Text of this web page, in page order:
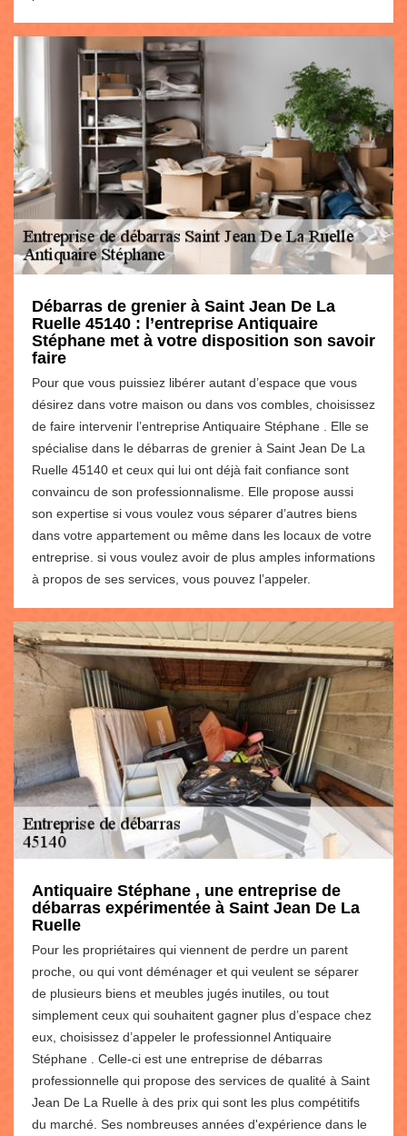
Débarras de grenier à Saint Jean De La
Ruelle 45140 : l’entreprise Antiquaire
Stéphane met à votre disposition son savoir
faire
Pour que vous puissiez libérer autant d’espace que vous
désirez dans votre maison ou dans vos combles, choisissez
de faire intervenir l’entreprise Antiquaire Stéphane . Elle se
spécialise dans le débarras de grenier à Saint Jean De La
Ruelle 45140 et ceux qui lui ont déjà fait confiance sont
convaincu de son professionnalisme. Elle propose aussi
son expertise si vous voulez vous séparer d’autres biens
dans votre appartement ou même dans les locaux de votre
entreprise. si vous voulez avoir de plus amples informations
à propos de ses services, vous pouvez l’appeler.
Antiquaire Stéphane , une entreprise de
débarras expérimentée à Saint Jean De La
Ruelle
Pour les propriétaires qui viennent de perdre un parent
proche, ou qui vont déménager et qui veulent se séparer
de plusieurs biens et meubles jugés inutiles, ou tout
simplement ceux qui souhaitent gagner plus d’espace chez
eux, choisissez d’appeler le professionnel Antiquaire
Stéphane . Celle-ci est une entreprise de débarras
professionnelle qui propose des services de qualité à Saint
Jean De La Ruelle à des prix qui sont les plus compétitifs
du marché. Ses nombreuses années d'expérience dans le